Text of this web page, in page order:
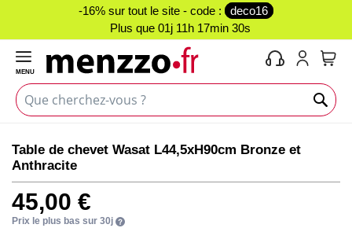
-16% sur tout le site - code :
deco16
Plus que 01j 11h 17min 30s
MENU
to
the
end
of
the
to
the
beginning
of
the
Table de chevet Wasat L44,5xH90cm Bronze et
Anthracite
45,00 €
Prix le plus bas sur 30j